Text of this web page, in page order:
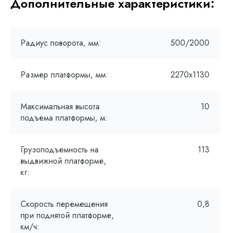
Радиус поворота, мм: 500/2000
Размер платформы, мм: 2270х1130
Максимальная высота
подъема платформы, м:
10
Грузоподъемность на
выдвижной платформе,
кг:
113
Скорость перемещения
при поднятой платформе,
км/ч:
0,8